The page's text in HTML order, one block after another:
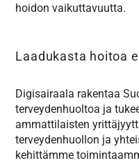
hoidon vaikuttavuutta.
Laadukasta hoitoa
Digisairaala rakentaa
terveydenhuoltoa ja
ammattilaisten
terveydenhuollon ja
kehittämme